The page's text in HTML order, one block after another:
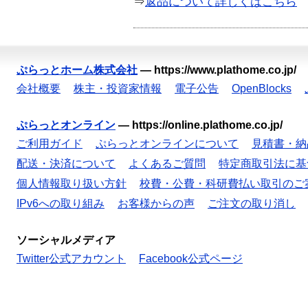
ぷらっとホーム株式会社 — https://www.plathome.co.jp/
会社概要
株主・投資家情報 電子公告 OpenBlocks
ぷらっとオンライン — https://online.plathome.co.jp/
ご利用ガイド
ぷらっとオンラインについて
見積書・
配送・決済について
よくあるご質問
特定商取引法に
個人情報取り扱い方針
校費・公費・科研費払い取引のご
IPv6への取り組み
お客様からの声 ご注文の取り消し
ソーシャルメディア
Twitter公式アカウント
Facebook公式ページ